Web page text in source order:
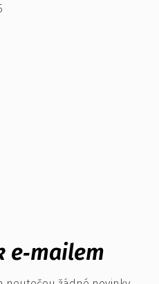
e‑mailem